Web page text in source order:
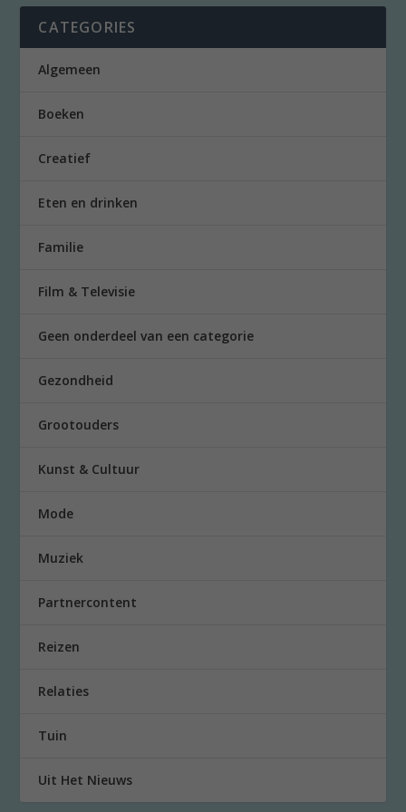
CATEGORIES
Algemeen
Boeken
Creatief
Eten en drinken
Familie
Film & Televisie
Geen onderdeel van een categorie
Gezondheid
Grootouders
Kunst & Cultuur
Mode
Muziek
Partnercontent
Reizen
Relaties
Tuin
Uit Het Nieuws